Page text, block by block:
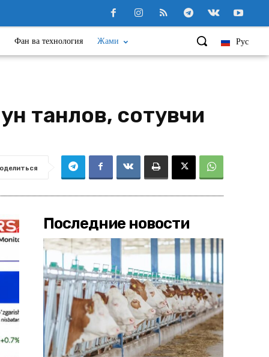
Рус
Фан ва технология Жами
танлов, сотувчи
Последние новости